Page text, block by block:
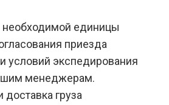
единицы
приезда
условий экспедирования
менеджерам.
груза